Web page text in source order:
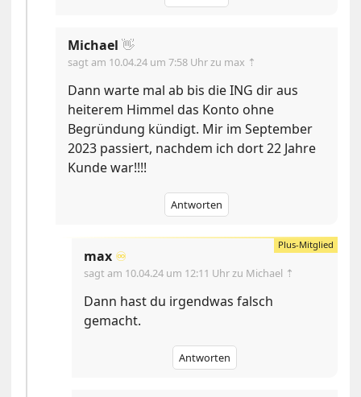
Michael 👋
sagt am 10.04.24 um 7:58 Uhrzu max ⇡
Dann warte mal ab bis die ING dir aus
heiterem Himmel das Konto ohne
Begründung kündigt. Mir im September
2023 passiert, nachdem ich dort 22 Jahre
Kunde war!!!!
Antworten
max ♾️
sagt am 10.04.24 um 12:11 Uhrzu Michael ⇡
Dann hast du irgendwas falsch
gemacht.
Antworten